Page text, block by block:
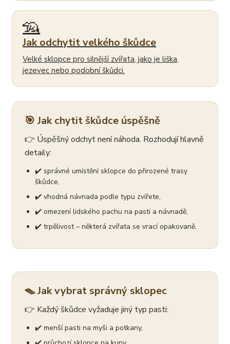
🦡
Jak odchytit velkého škůdce
Velké sklopce pro silnější zvířata, jako je liška,
jezevec nebo podobní škůdci.
🎯 Jak chytit škůdce úspěšně
👉 Úspěšný odchyt není náhoda. Rozhodují hlavně
detaily:
✔️ správné umístění sklopce do přirozené trasy
škůdce,
✔️ vhodná návnada podle typu zvířete,
✔️ omezení lidského pachu na pasti a návnadě,
✔️ trpělivost – některá zvířata se vrací opakovaně.
🪤 Jak vybrat správný sklopec
👉 Každý škůdce vyžaduje jiný typ pasti:
✔️ menší pasti na myši a potkany,